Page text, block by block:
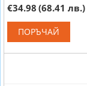
€34.98 (68.41 лв.)
ПОРЪЧАЙ